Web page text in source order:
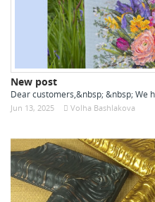
New post
Dear customers,&nbsp; &nbsp; We
Jun 13, 2025 Volha Bashlakova